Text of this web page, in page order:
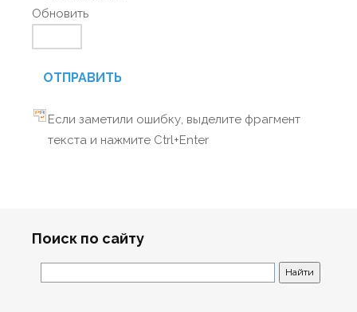
Обновить
ОТПРАВИТЬ
Если заметили ошибку, выделите фрагмент
текста и нажмите Ctrl+Enter
Поиск по сайту